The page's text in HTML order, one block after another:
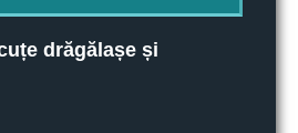
drăgălașe și